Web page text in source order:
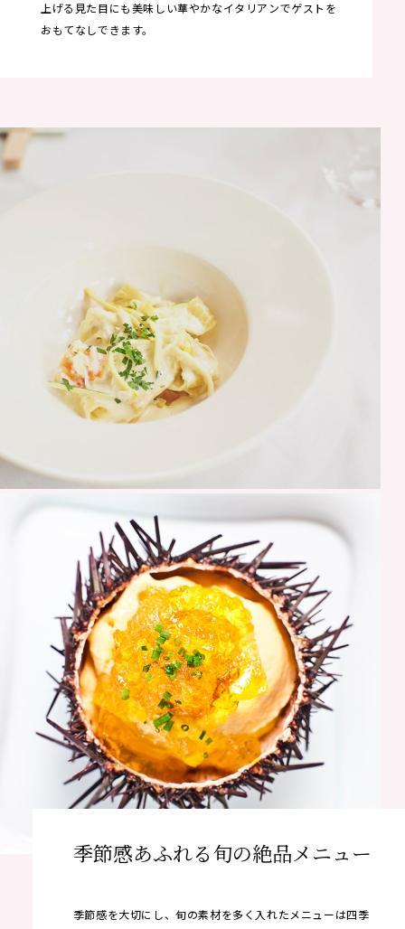
上げる見た目にも美味しい華やかなイタリアンでゲストを
おもてなしできます。
季節感あふれる旬の絶品メニュー
季節感を大切にし、旬の素材を多く入れたメニューは四季